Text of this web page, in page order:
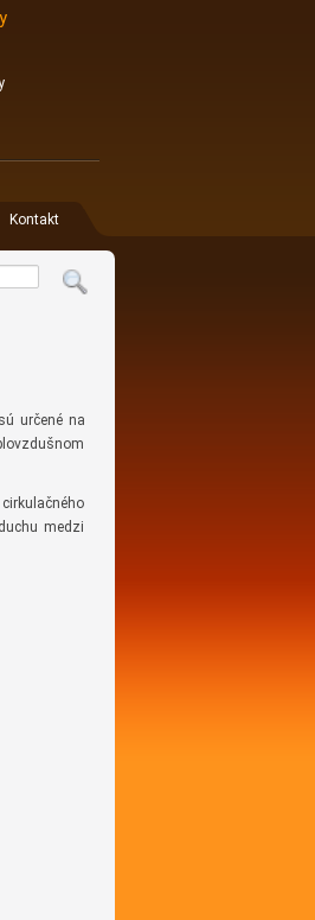
Kontakt
sú určené na
medzi